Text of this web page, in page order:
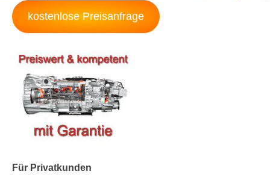
kostenlose Preisanfrage
Für Privatkunden